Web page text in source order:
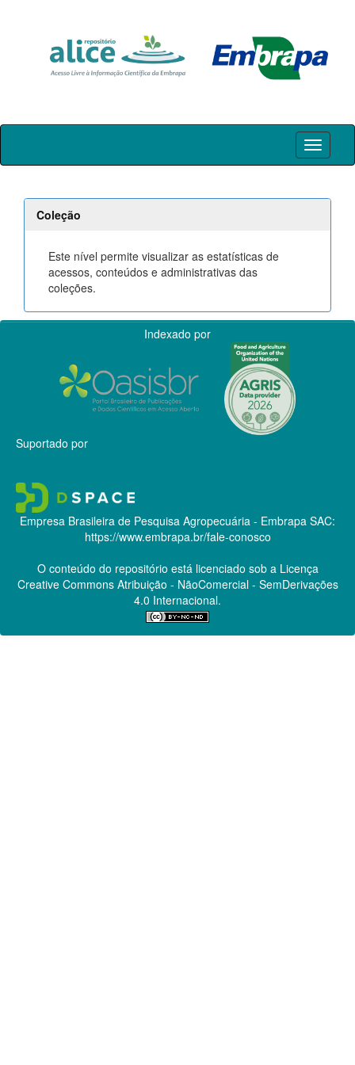
Skip
Coleção
Este nível permite visualizar as estatísticas de
acessos, conteúdos e administrativas das
coleções.
Indexado por
Suportado por
Empresa Brasileira de Pesquisa Agropecuária - Embrapa SAC:
https://www.embrapa.br/fale-conosco
O conteúdo do repositório está licenciado sob a Licença
Creative CommonsAtribuição - NãoComercial - SemDerivações
4.0 Internacional.